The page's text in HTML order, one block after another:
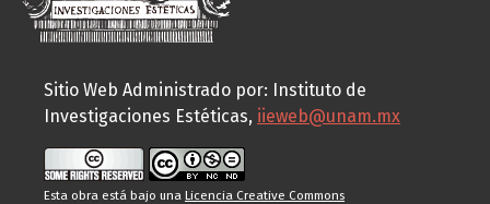
Sitio Web Administrado por: Instituto de
Investigaciones Estéticas, iieweb@unam.mx
Esta obra está bajo una Licencia Creative Commons